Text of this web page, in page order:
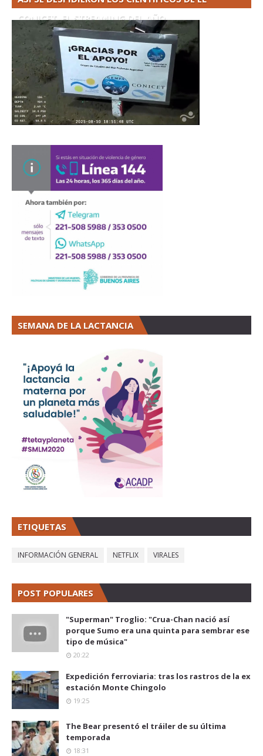
CONICET. EL STREAMING DEL AÑO
SEMANA DE LA LACTANCIA
ETIQUETAS
INFORMACIÓN GENERAL NETFLIX VIRALES
POST POPULARES
"Superman" Troglio: "Crua-Chan nació así
porque Sumo era una quinta para sembrar ese
tipo de música"
20:22
Expedición ferroviaria: tras los rastros de la ex
estación Monte Chingolo
19:25
The Bear presentó el tráiler de su última
temporada
18:31